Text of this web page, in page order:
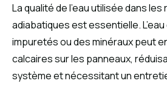
La qualité de l’eau utilisée dans
adiabatiques est essentielle.
impuretés ou des minéraux peut
calcaires sur les panneaux,
système et nécessitant un